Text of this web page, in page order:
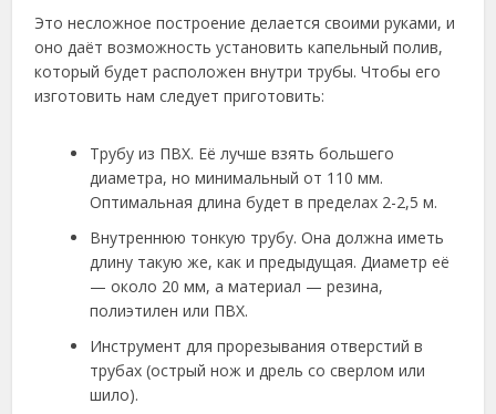
Это несложное построение делается своими руками, и
оно даёт возможность установить капельный полив,
который будет расположен внутри трубы. Чтобы его
изготовить нам следует приготовить:
Трубу из ПВХ. Её лучше взять большего
диаметра, но минимальный от 110 мм.
Оптимальная длина будет в пределах 2-2,5 м.
Внутреннюю тонкую трубу. Она должна иметь
длину такую же, как и предыдущая. Диаметр её
— около 20 мм, а материал — резина,
полиэтилен или ПВХ.
Инструмент для прорезывания отверстий в
трубах (острый нож и дрель со сверлом или
шило).